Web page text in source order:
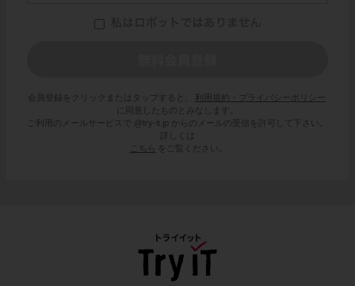
会員登録をクリックまたはタップすると、
利用規約・プライバシーポリシー
に同意したものとみなします。
ご利用のメールサービスで @try-it.jp からのメールの受信を許可して下さい。
詳しくは
こちら
をご覧ください。